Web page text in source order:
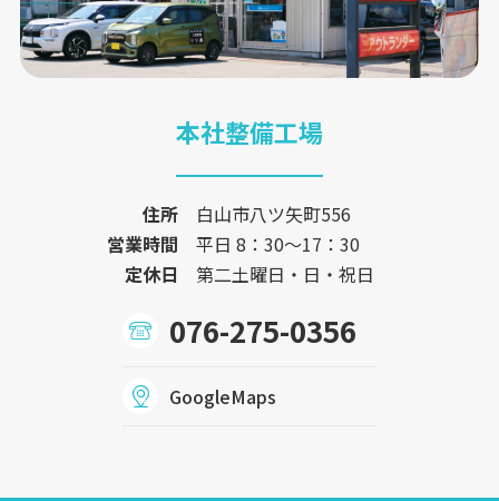
本社整備工場
住所
白山市八ツ矢町556
営業時間
平日 8：30〜17：30
定休日
第二土曜日・日・祝日
076-275-0356
GoogleMaps